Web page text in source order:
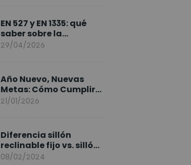
EN 527 y EN 1335: qué
saber sobre la
normativa de los
29/04/2026
Año Nuevo, Nuevas
Metas: Cómo Cumplir
tus Objetivos Fitness
21/01/2026
Diferencia sillón
reclinable fijo vs. sillón
elevable
08/02/2024